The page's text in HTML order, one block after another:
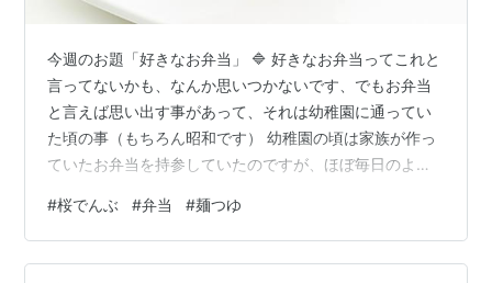
今週のお題「好きなお弁当」 🔷 好きなお弁当ってこれと
言ってないかも、なんか思いつかないです、でもお弁当
と言えば思い出す事があって、それは幼稚園に通ってい
た頃の事（もちろん昭和です） 幼稚園の頃は家族が作っ
ていたお弁当を持参していたのですが、ほぼ毎日のよう
ご飯の上に桜でんぶをのせるのって普通にあったんだろ
うか、他の生徒のお弁当は見た事がないので分かりませ
んが、ご飯の上にピンク色のでんぶが振りかけてあった
#桜でんぶ #弁当 #麺つゆ